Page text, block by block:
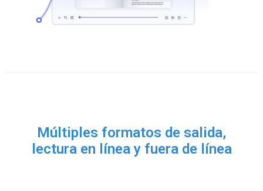
Múltiples formatos de salida,
lectura en línea y fuera de línea